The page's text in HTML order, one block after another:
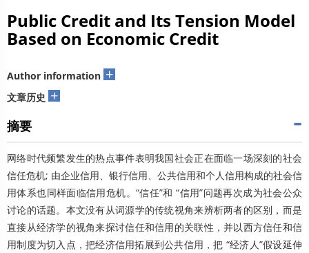
Public Credit and Its Tension Model
Based on Economic Credit
Author information +
文章历史 +
摘要
网络时代频繁发生的热点事件表明我国社会正在面临一场深刻的社会
信任危机; 由企业信用、银行信用、公共信用和个人信用构成的社会信
用体系也同样面临信用危机。“信任”和 “信用”问题再次成为社会公众
讨论的话题。本文没有从词源学的传统视角来辨析两者的区别，而是
直接从经济学的视角来探讨信任和信用的关联性，并以西方信任和信
用制度为切入点，把经济信用拓展到公共信用，把 “经济人”假设延伸